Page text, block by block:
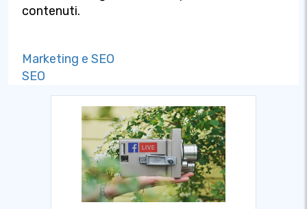
contenuti.
Marketing e SEO
SEO